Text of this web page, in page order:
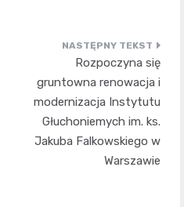
Rozpoczyna się
gruntowna renowacja i
modernizacja Instytutu
Głuchoniemych im. ks.
Jakuba Falkowskiego w
Warszawie